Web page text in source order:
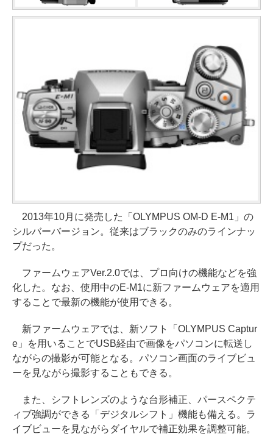
2013年10月に発売した「OLYMPUS OM-D E-M1」の
シルバーバージョン。従来はブラックのみのラインナッ
プだった。
ファームウェアVer.2.0では、プロ向けの機能などを強
化した。なお、使用中のE-M1に新ファームウェアを適用
することで最新の機能が使用できる。
新ファームウェアでは、新ソフト「OLYMPUS Captur
e」を用いることでUSB経由で画像をパソコンに転送し
ながらの撮影が可能となる。パソコン画面のライブビュ
ーを見ながら撮影することもできる。
また、シフトレンズのような台形補正、パースペクテ
ィブ強調ができる「デジタルシフト」機能も備える。ラ
イブビューを見ながらダイヤルで補正効果を調整可能。